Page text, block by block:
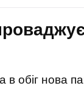
в обіг нова